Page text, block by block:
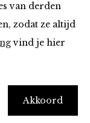
van derden
zodat ze altijd
vind je hier
Akkoord
denim